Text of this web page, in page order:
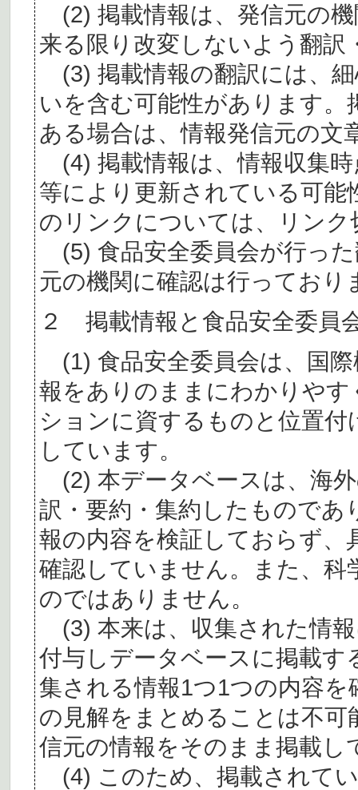
(2) 掲載情報は、発信元の
来る限り改変しないよう翻訳
(3) 掲載情報の翻訳には、
いを含む可能性があります。
ある場合は、情報発信元の文
(4) 掲載情報は、情報収集
等により更新されている可
のリンクについては、リン
(5) 食品安全委員会が行っ
元の機関に確認は行っており
２ 掲載情報と食品安全委員
(1) 食品安全委員会は、国
報をありのままにわかりや
ションに資するものと位置
しています。
(2) 本データベースは、海
訳・要約・集約したものであ
報の内容を検証しておらず、
確認していません。また、
のではありません。
(3) 本来は、収集された情
付与しデータベースに掲載
集される情報1つ1つの内容
の見解をまとめることは不
信元の情報をそのまま掲載し
(4) このため、掲載されて